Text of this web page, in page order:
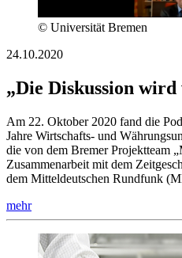
© Universität Bremen
24.10.2020
„Die Diskussion wird
Am 22. Oktober 2020 fand die
Jahre Wirtschafts- und
die von dem Bremer Projektteam
Zusammenarbeit mit dem
dem Mitteldeutschen Rundfunk
mehr